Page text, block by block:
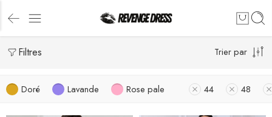
Filtres Trier par
Doré Lavande Rose pale 44 48